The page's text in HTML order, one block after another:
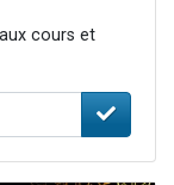
cours et